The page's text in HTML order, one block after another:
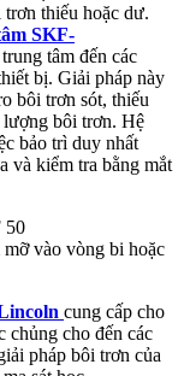
thiếu hoặc dư.
SKF-
tâm đến các
bị. Giải pháp này
bôi trơn sót, thiếu
lượng bôi trơn. Hệ
bảo trì duy nhất
và kiểm tra bằng mắt
50
vào vòng bi hoặc
cung cấp cho
chủng cho đến các
pháp bôi trơn của